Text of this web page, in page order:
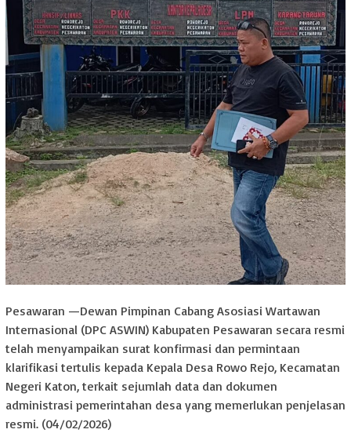
Pesawaran —Dewan Pimpinan Cabang Asosiasi Wartawan
Internasional (DPC ASWIN) Kabupaten Pesawaran secara resmi
telah menyampaikan surat konfirmasi dan permintaan
klarifikasi tertulis kepada Kepala Desa Rowo Rejo, Kecamatan
Negeri Katon, terkait sejumlah data dan dokumen
administrasi pemerintahan desa yang memerlukan penjelasan
resmi. (04/02/2026)